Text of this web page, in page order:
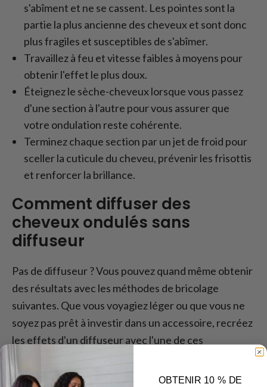
s'abîment et ne se cassent. Les pointes sont la
partie la plus ancienne des cheveux et sont donc
plus fragiles et susceptibles de s'abîmer.
Travaillez à feu et vitesse faibles à moyens pour
obtenir l'effet le plus doux.
Éteignez le sèche-cheveux lorsque vous passez
d'une section à l'autre pour vous assurer que
votre ondulation reste cohérente.
Terminez chaque section par un jet de froid pour
sceller la cuticule du cheveu, prévenir les frisottis
et renforcer la brillance.
Comment diffuser des
cheveux ondulés sans
diffuseur
Pas de diffuseur ? Vous pouvez quand même obtenir
des résultats avec les méthodes de bricolage
suivantes. Que vous voyagiez léger ou que vous ne
soyez pas prêt à investir dans un accessoire, recréez
les effets d'un diffuseur avec l'une de ces
techniques :
OBTENIR 10 % DE